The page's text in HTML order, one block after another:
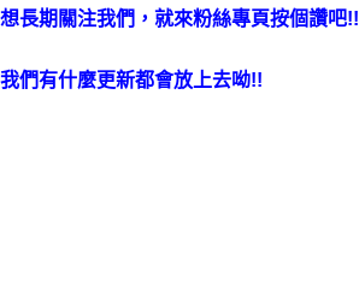
想長期關注我們，就來粉絲專頁按個讚吧!!
我們有什麼更新都會放上去呦!!